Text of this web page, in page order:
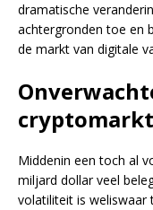
dramatische
achtergronden toe en
de markt van digitale
cryptomarkt
Middenin een toch al
miljard dollar veel
volatiliteit is weliswaar